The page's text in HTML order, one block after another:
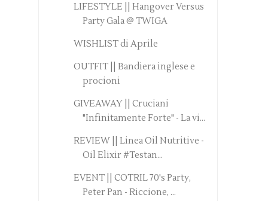
LIFESTYLE || Hangover Versus
Party Gala @ TWIGA
WISHLIST di Aprile
OUTFIT || Bandiera inglese e
procioni
GIVEAWAY || Cruciani
"Infinitamente Forte" - La vi...
REVIEW || Linea Oil Nutritive -
Oil Elixir #Testan...
EVENT || COTRIL 70's Party,
Peter Pan - Riccione, ...